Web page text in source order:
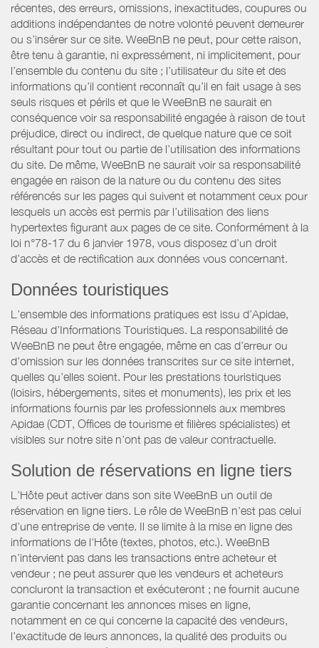
récentes, des erreurs, omissions, inexactitudes, coupures ou
additions indépendantes de notre volonté peuvent demeurer
ou s’insérer sur ce site. WeeBnB ne peut, pour cette raison,
être tenu à garantie, ni expressément, ni implicitement, pour
l’ensemble du contenu du site ; l’utilisateur du site et des
informations qu’il contient reconnaît qu’il en fait usage à ses
seuls risques et périls et que le WeeBnB ne saurait en
conséquence voir sa responsabilité engagée à raison de tout
préjudice, direct ou indirect, de quelque nature que ce soit
résultant pour tout ou partie de l’utilisation des informations
du site. De même, WeeBnB ne saurait voir sa responsabilité
engagée en raison de la nature ou du contenu des sites
référencés sur les pages qui suivent et notamment ceux pour
lesquels un accès est permis par l’utilisation des liens
hypertextes figurant aux pages de ce site. Conformément à la
loi n°78-17 du 6 janvier 1978, vous disposez d’un droit
d’accès et de rectification aux données vous concernant.
Données touristiques
L’ensemble des informations pratiques est issu d’Apidae,
Réseau d’Informations Touristiques. La responsabilité de
WeeBnB ne peut être engagée, même en cas d’erreur ou
d’omission sur les données transcrites sur ce site internet,
quelles qu’elles soient. Pour les prestations touristiques
(loisirs, hébergements, sites et monuments), les prix et les
informations fournis par les professionnels aux membres
Apidae (CDT, Offices de tourisme et filières spécialistes) et
visibles sur notre site n’ont pas de valeur contractuelle.
Solution de réservations en ligne tiers
L’Hôte peut activer dans son site WeeBnB un outil de
réservation en ligne tiers. Le rôle de WeeBnB n’est pas celui
d’une entreprise de vente. Il se limite à la mise en ligne des
informations de l'Hôte (textes, photos, etc.). WeeBnB
n’intervient pas dans les transactions entre acheteur et
vendeur ; ne peut assurer que les vendeurs et acheteurs
concluront la transaction et exécuteront ; ne fournit aucune
garantie concernant les annonces mises en ligne,
notamment en ce qui concerne la capacité des vendeurs,
l’exactitude de leurs annonces, la qualité des produits ou